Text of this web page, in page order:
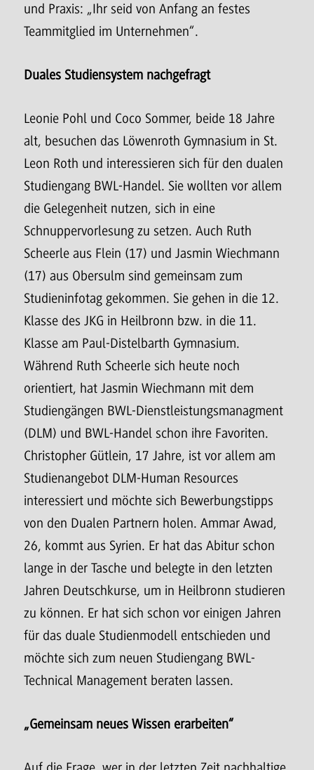
und Praxis: „Ihr seid von Anfang an festes
Teammitglied im Unternehmen“.
Duales Studiensystem nachgefragt
Leonie Pohl und Coco Sommer, beide 18 Jahre
alt, besuchen das Löwenroth Gymnasium in St.
Leon Roth und interessieren sich für den dualen
Studiengang BWL-Handel. Sie wollten vor allem
die Gelegenheit nutzen, sich in eine
Schnuppervorlesung zu setzen. Auch Ruth
Scheerle aus Flein (17) und Jasmin Wiechmann
(17) aus Obersulm sind gemeinsam zum
Studieninfotag gekommen. Sie gehen in die 12.
Klasse des JKG in Heilbronn bzw. in die 11.
Klasse am Paul-Distelbarth Gymnasium.
Während Ruth Scheerle sich heute noch
orientiert, hat Jasmin Wiechmann mit dem
Studiengängen BWL-Dienstleistungsmanagment
(DLM) und BWL-Handel schon ihre Favoriten.
Christopher Gütlein, 17 Jahre, ist vor allem am
Studienangebot DLM-Human Resources
interessiert und möchte sich Bewerbungstipps
von den Dualen Partnern holen. Ammar Awad,
26, kommt aus Syrien. Er hat das Abitur schon
lange in der Tasche und belegte in den letzten
Jahren Deutschkurse, um in Heilbronn studieren
zu können. Er hat sich schon vor einigen Jahren
für das duale Studienmodell entschieden und
möchte sich zum neuen Studiengang BWL-
Technical Management beraten lassen.
„Gemeinsam neues Wissen erarbeiten“